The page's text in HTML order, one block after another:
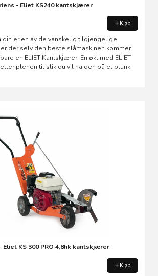
- Eliet KS240 kantskjærer
Kjøp
din er en av de vanskelig tilgjengelige
der selv den beste slåmaskinen kommer
en ELIET Kantskjærer. En økt med ELIET
plenen til slik du vil ha den på et blunk.
Eliet KS 300 PRO 4,8hk kantskjærer
Kjøp